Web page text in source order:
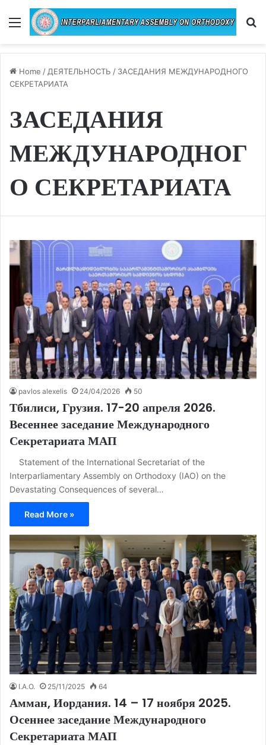
Menu
Home / ДЕЯТЕЛЬНОСТЬ / ЗАСЕДАНИЯ МЕЖДУНАРОДНОГО
СЕКРЕТАРИАТА
ЗАСЕДАНИЯ
МЕЖДУНАРОДНОГ
О СЕКРЕТАРИАТА
pavlos alexelis 24/04/2026 50
Тбилиси, Грузия. 17-20 апреля 2026.
Весеннее заседание Международного
Секретариата МАП
Statement of the International Secretariat of the
Interparliamentary Assembly on Orthodoxy (IAO) on the
Devastating Consequences of several…
Read More »
I.A.O. 25/11/2025 64
Амман, Иордания. 14 – 17 ноября 2025.
Осеннее заседание Международного
Секретариата МАП